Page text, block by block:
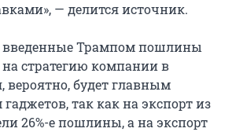
— делится источник.
введенные Трампом пошлины
стратегию компании в
будет главным
так как на экспорт из
26%-е пошлины, а на экспорт